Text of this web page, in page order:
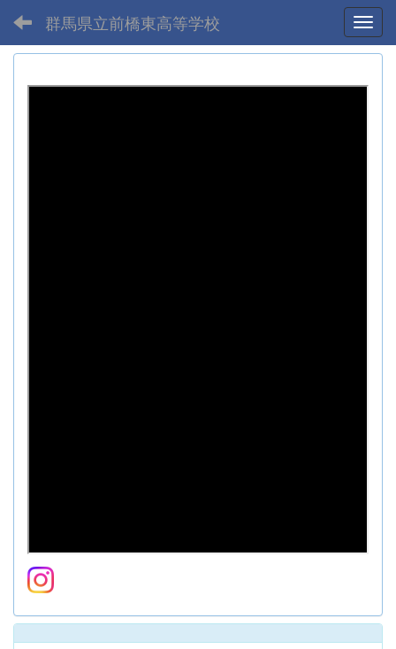
群馬県立前橋東高等学校